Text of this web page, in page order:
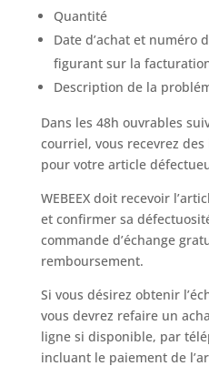
Quantité
Date d’achat et numéro
figurant sur la
Description de la
Dans les 48h ouvrables
courriel, vous recevrez
pour votre article
WEBEEX doit recevoir
et confirmer sa
commande d’échange
remboursement.
Si vous désirez obtenir
vous devrez refaire un
ligne si disponible, par
incluant le paiement de